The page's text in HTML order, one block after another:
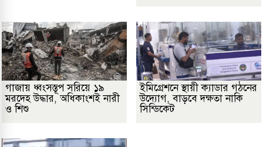
গাজায় ধ্বংসস্তূপ সরিয়ে ১৯
মরদেহ উদ্ধার, অধিকাংশই নারী
ও শিশু
ইমিগ্রেশনে স্থায়ী ক্যাডার গঠনের
উদ্যোগ, বাড়বে দক্ষতা নাকি
সিন্ডিকেট